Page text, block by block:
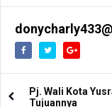
Pj. Wali Kota
Tujuannya